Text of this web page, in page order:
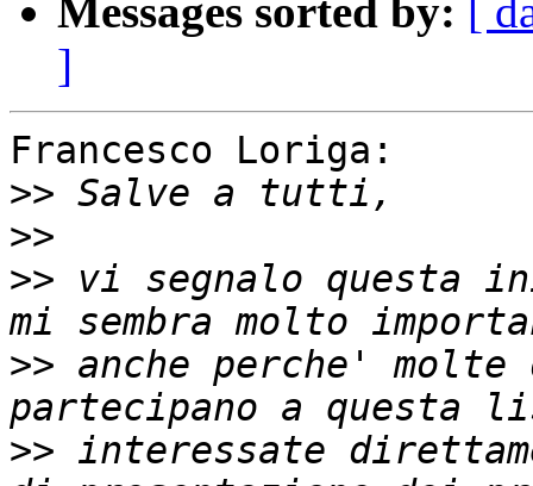
Messages sorted by: [
]
Francesco Loriga:
>>
>>
>> vi segnalo questa
>> anche perche' molte
>> interessate